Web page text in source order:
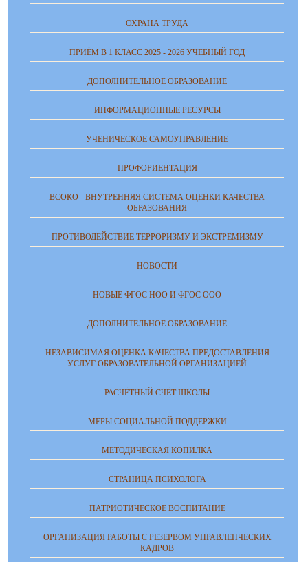
ОХРАНА ТРУДА
ПРИЁМ В 1 КЛАСС 2025 - 2026 УЧЕБНЫЙ ГОД
ДОПОЛНИТЕЛЬНОЕ ОБРАЗОВАНИЕ
ИНФОРМАЦИОННЫЕ РЕСУРСЫ
УЧЕНИЧЕСКОЕ САМОУПРАВЛЕНИЕ
ПРОФОРИЕНТАЦИЯ
ВСОКО - ВНУТРЕННЯЯ СИСТЕМА ОЦЕНКИ КАЧЕСТВА
ОБРАЗОВАНИЯ
ПРОТИВОДЕЙСТВИЕ ТЕРРОРИЗМУ И ЭКСТРЕМИЗМУ
НОВОСТИ
НОВЫЕ ФГОС НОО И ФГОС ООО
ДОПОЛНИТЕЛЬНОЕ ОБРАЗОВАНИЕ
НЕЗАВИСИМАЯ ОЦЕНКА КАЧЕСТВА ПРЕДОСТАВЛЕНИЯ
УСЛУГ ОБРАЗОВАТЕЛЬНОЙ ОРГАНИЗАЦИЕЙ
РАСЧЁТНЫЙ СЧЁТ ШКОЛЫ
МЕРЫ СОЦИАЛЬНОЙ ПОДДЕРЖКИ
МЕТОДИЧЕСКАЯ КОПИЛКА
СТРАНИЦА ПСИХОЛОГА
ПАТРИОТИЧЕСКОЕ ВОСПИТАНИЕ
ОРГАНИЗАЦИЯ РАБОТЫ С РЕЗЕРВОМ УПРАВЛЕНЧЕСКИХ
КАДРОВ